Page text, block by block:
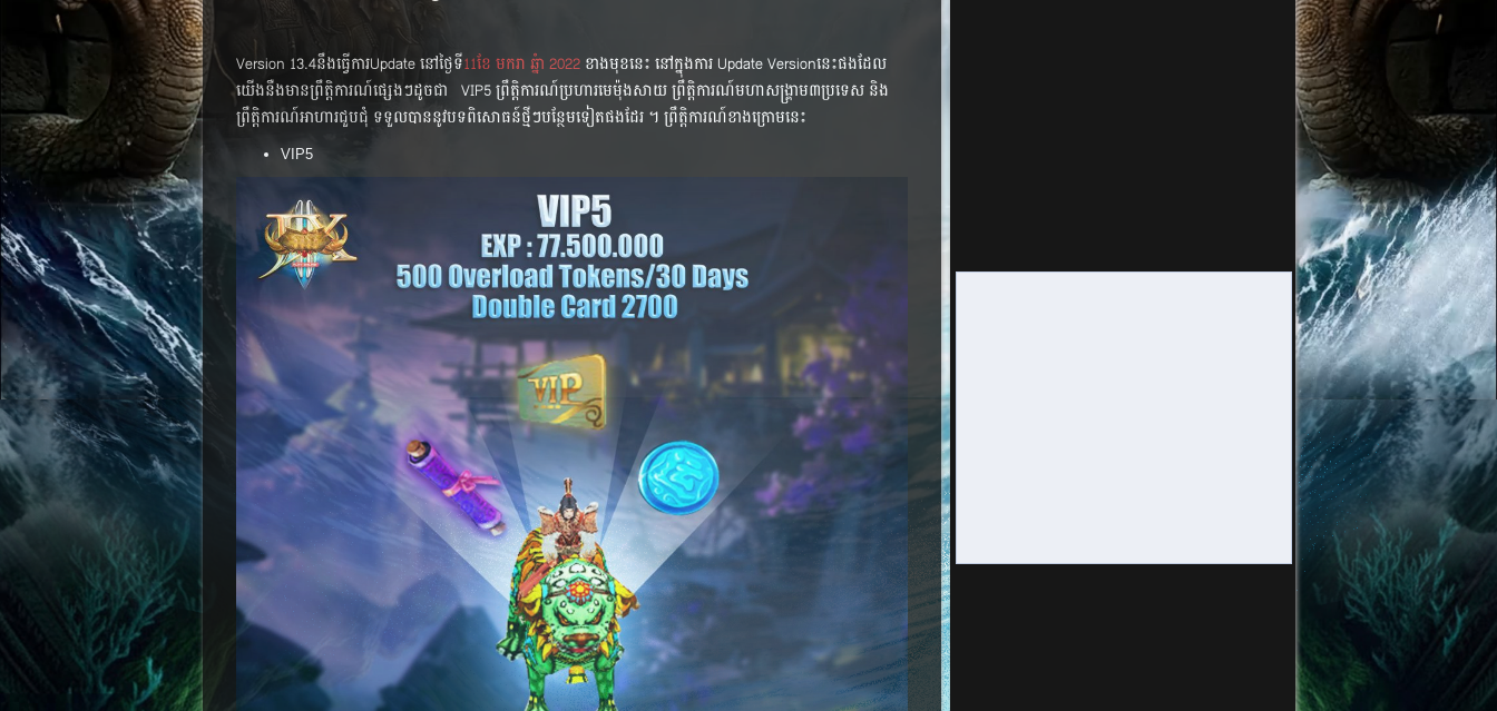
Version 13.4នឹងធ្វើការUpdate នៅថ្ងៃទី11ខែ មករា ឆ្នំា 2022ខាងមុខនេះ នៅក្នុងការ Update​ Versionនេះផងដែល
យើងនឺងមានព្រឹត្តិការណ៍ផ្សេងៗដូចជា VIP5 ព្រឹត្តិការណ៍ប្រហារមេម៉ុងសាយ ព្រឹត្តិការណ៍មហាសង្គ្រាម៣ប្រទេស និង
ព្រឹត្តិការណ៍អាហារជួបជុំ ទទួលបាននូវបទពិសោធន៍ថ្មីៗ​បន្ថែមទៀតផងដែរ ។​ ​ព្រឹត្តិការណ៍ខាងក្រោមនេះ
VIP5